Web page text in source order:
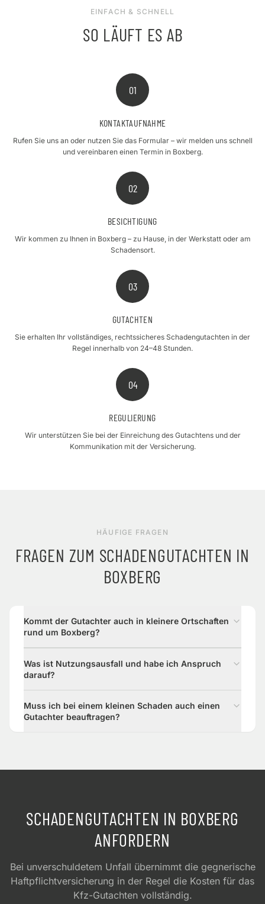
EINFACH & SCHNELL
SO LÄUFT ES AB
01
KONTAKTAUFNAHME
Rufen Sie uns an oder nutzen Sie das Formular – wir melden uns schnell
und vereinbaren einen Termin in Boxberg.
02
BESICHTIGUNG
Wir kommen zu Ihnen in Boxberg – zu Hause, in der Werkstatt oder am
Schadensort.
03
GUTACHTEN
Sie erhalten Ihr vollständiges, rechtssicheres Schadengutachten in der
Regel innerhalb von 24–48 Stunden.
04
REGULIERUNG
Wir unterstützen Sie bei der Einreichung des Gutachtens und der
Kommunikation mit der Versicherung.
HÄUFIGE FRAGEN
FRAGEN ZUM SCHADENGUTACHTEN IN
BOXBERG
Kommt der Gutachter auch in kleinere Ortschaften
rund um Boxberg?
Was ist Nutzungsausfall und habe ich Anspruch
darauf?
Muss ich bei einem kleinen Schaden auch einen
Gutachter beauftragen?
SCHADENGUTACHTEN IN BOXBERG
ANFORDERN
Bei unverschuldetem Unfall übernimmt die gegnerische
Haftpflichtversicherung in der Regel die Kosten für das
Kfz-Gutachten vollständig.